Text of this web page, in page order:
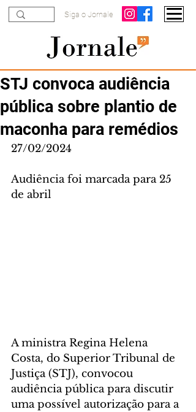
Siga o Jornale
STJ convoca audiência
pública sobre plantio de
maconha para remédios
27/02/2024
Audiência foi marcada para 25
de abril
A ministra Regina Helena
Costa, do Superior Tribunal de
Justiça (STJ), convocou
audiência pública para discutir
uma possível autorização para a